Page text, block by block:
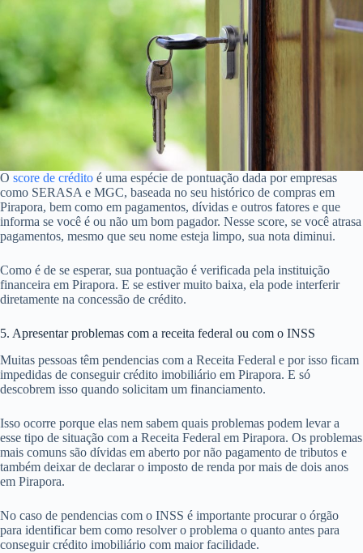
O score de crédito é uma espécie de pontuação dada por empresas
como SERASA e MGC, baseada no seu histórico de compras em
Pirapora, bem como em pagamentos, dívidas e outros fatores e que
informa se você é ou não um bom pagador. Nesse score, se você atrasa
pagamentos, mesmo que seu nome esteja limpo, sua nota diminui.
Como é de se esperar, sua pontuação é verificada pela instituição
financeira em Pirapora. E se estiver muito baixa, ela pode interferir
diretamente na concessão de crédito.
5. Apresentar problemas com a receita federal ou com o INSS
Muitas pessoas têm pendencias com a Receita Federal e por isso ficam
impedidas de conseguir crédito imobiliário em Pirapora. E só
descobrem isso quando solicitam um financiamento.
Isso ocorre porque elas nem sabem quais problemas podem levar a
esse tipo de situação com a Receita Federal em Pirapora. Os problemas
mais comuns são dívidas em aberto por não pagamento de tributos e
também deixar de declarar o imposto de renda por mais de dois anos
em Pirapora.
No caso de pendencias com o INSS é importante procurar o órgão
para identificar bem como resolver o problema o quanto antes para
conseguir crédito imobiliário com maior facilidade.